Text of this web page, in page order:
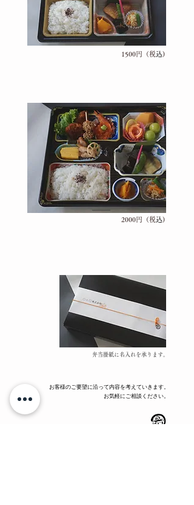
1500円（税込)
2000円（税込)
弁当掛紙に名入れを承ります。
お客様のご要望に沿って内容を考えていきます。
​お気軽にご相談ください。